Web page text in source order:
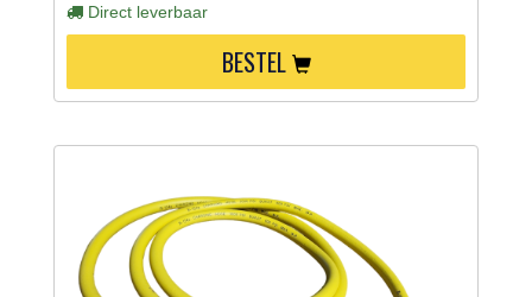
Direct leverbaar
BESTEL